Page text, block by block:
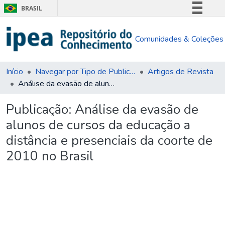
BRASIL
Comunica BR
Acesso à informação
Comunidades & Coleções
Início Navegar por Tipo de Publicação
Artigos de Revista
Análise da evasão de alunos de cursos da educação a distância e presenciais da coorte de 2010 no Brasil
Publicação: Análise da evasão de
alunos de cursos da educação a
distância e presenciais da coorte de
2010 no Brasil